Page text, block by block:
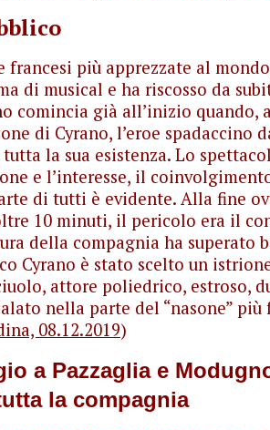
francesi più apprezzate al
di musical e ha riscosso da
comincia già all’inizio quando,
di Cyrano, l’eroe spadaccino
la sua esistenza. Lo
e l’interesse, il
di tutti è evidente. Alla fine
10 minuti, il pericolo era il
della compagnia ha superato
Cyrano è stato scelto un
attore poliedrico, estroso,
nella parte del “nasone” più
08.12.2019)
a Pazzaglia e
la compagnia